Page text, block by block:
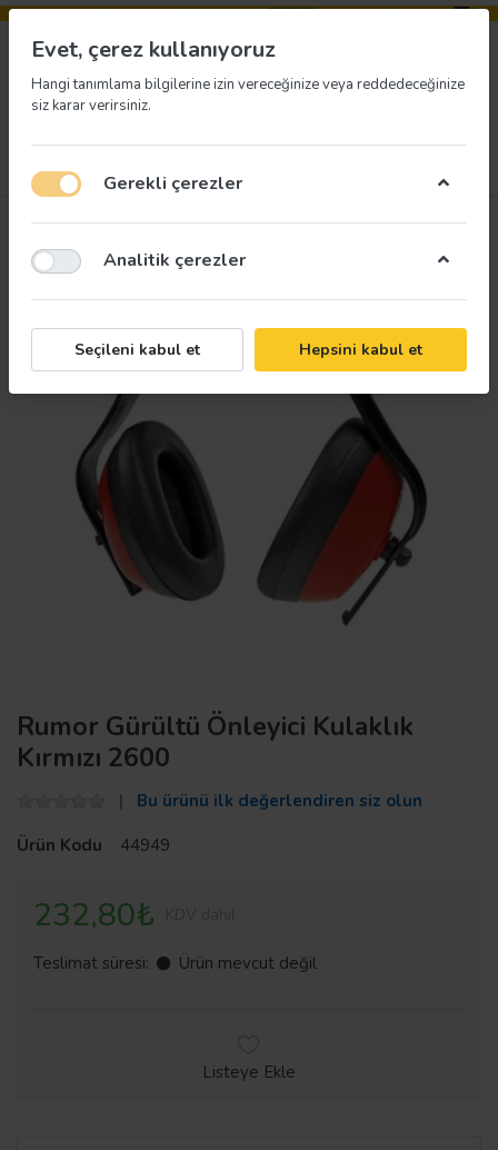
Rumor Gürültü Önleyici Kulaklık
Kırmızı 2600
Bu ürünü ilk değerlendiren siz olun
Ürün Kodu
44949
232,80₺
Teslimat süresi: Ürün mevcut değil
Listeye Ekle
Evet, çerez kullanıyoruz
Hangi tanımlama bilgilerine izin vereceğinize veya reddedeceğinize
siz karar verirsiniz.
Gerekli çerezler
Analitik çerezler
Seçileni kabul et Hepsini kabul et